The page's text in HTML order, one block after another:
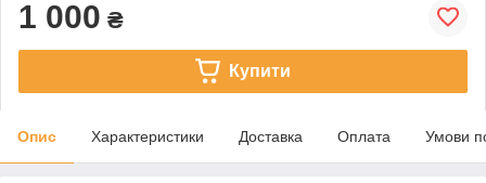
1 000 ₴
Купити
Опис Характеристики Доставка Оплата Умови